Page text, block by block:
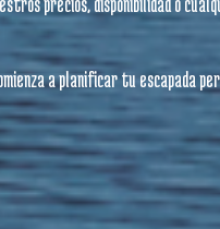
a planificar tu escapada